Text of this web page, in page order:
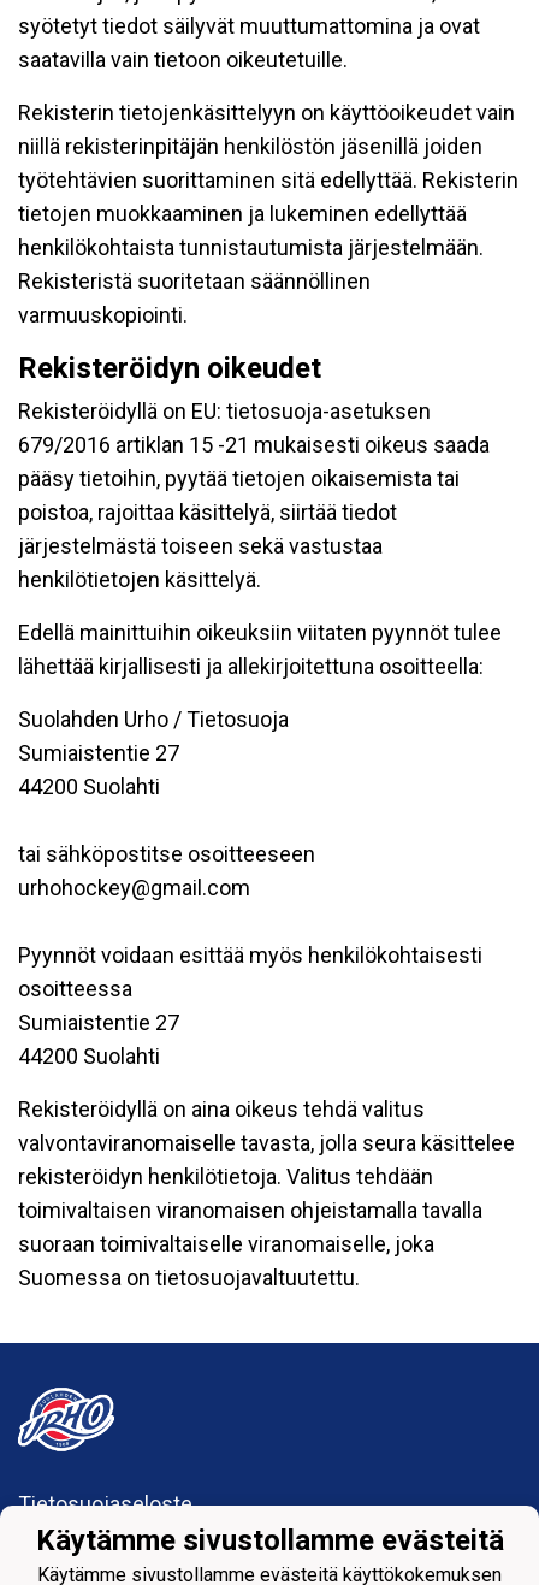
syötetyt tiedot säilyvät muuttumattomina ja ovat
saatavilla vain tietoon oikeutetuille.
Rekisterin tietojenkäsittelyyn on käyttöoikeudet vain
niillä rekisterinpitäjän henkilöstön jäsenillä joiden
työtehtävien suorittaminen sitä edellyttää. Rekisterin
tietojen muokkaaminen ja lukeminen edellyttää
henkilökohtaista tunnistautumista järjestelmään.
Rekisteristä suoritetaan säännöllinen
varmuuskopiointi.
Rekisteröidyn oikeudet
Rekisteröidyllä on EU: tietosuoja-asetuksen
679/2016 artiklan 15 -21 mukaisesti oikeus saada
pääsy tietoihin, pyytää tietojen oikaisemista tai
poistoa, rajoittaa käsittelyä, siirtää tiedot
järjestelmästä toiseen sekä vastustaa
henkilötietojen käsittelyä.
Edellä mainittuihin oikeuksiin viitaten pyynnöt tulee
lähettää kirjallisesti ja allekirjoitettuna osoitteella:
Suolahden Urho / Tietosuoja
Sumiaistentie 27
44200 Suolahti
tai sähköpostitse osoitteeseen
urhohockey@gmail.com
Pyynnöt voidaan esittää myös henkilökohtaisesti
osoitteessa
Sumiaistentie 27
44200 Suolahti
Rekisteröidyllä on aina oikeus tehdä valitus
valvontaviranomaiselle tavasta, jolla seura käsittelee
rekisteröidyn henkilötietoja. Valitus tehdään
toimivaltaisen viranomaisen ohjeistamalla tavalla
suoraan toimivaltaiselle viranomaiselle, joka
Suomessa on tietosuojavaltuutettu.
Tietosuojaseloste
Suolahden Urho
Käytämme sivustollamme evästeitä
Käytämme sivustollamme evästeitä käyttökokemuksen